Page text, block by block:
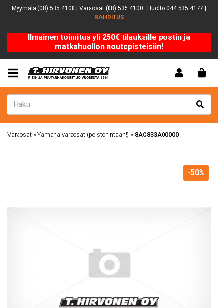
Myymälä (08) 535 4100 | Varaosat (08) 535 4100 | Huolto 044 535 4177 |
RAHOITUS
Ilmainen toimitus yli 250€ tilauksille postin ja
matkahuollon noutopisteisiin!
Varaosat »Yamaha varaosat (poistohintaan!) » 8AC833A00000
-50%